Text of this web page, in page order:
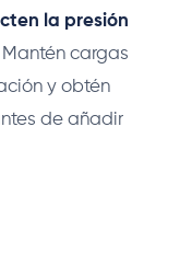
la presión
Mantén cargas
y obtén
de añadir